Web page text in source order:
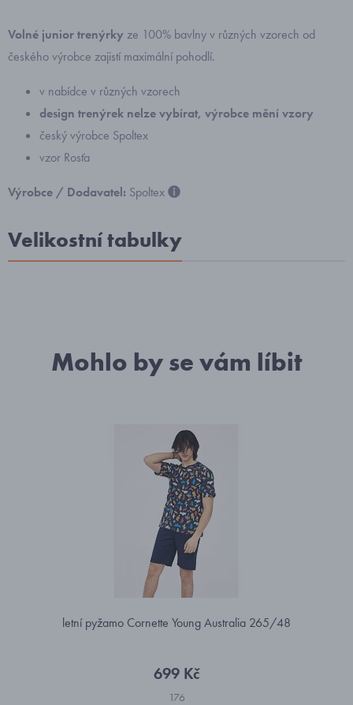
Volné junior trenýrky ze 100% bavlny v různých vzorech od
českého výrobce zajistí maximální pohodlí.
v nabídce v různých vzorech
design trenýrek nelze vybírat, výrobce mění vzory
český výrobce Spoltex
vzor Rosťa
Výrobce / Dodavatel: Spoltex
Velikostní tabulky
Mohlo by se vám líbit
letní pyžamo Cornette Young Australia 265/48
699 Kč
176